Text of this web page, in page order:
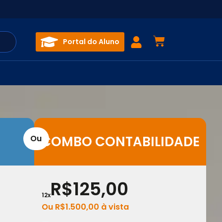
Portal do Aluno
OuCOMBO CONTABILIDADE
12xR$125,00
Ou R$1.500,00 à vista